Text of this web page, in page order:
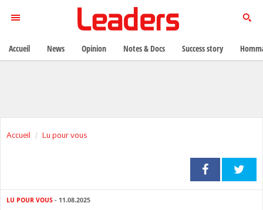
Accueil Lu pour vous
LU POUR VOUS - 11.08.2025
Accueil News Opinion Notes & Docs Success story